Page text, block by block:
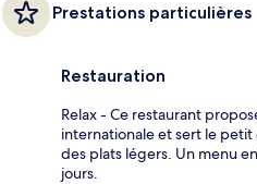
Prestations particulières
Restauration
Relax - Ce restaurant
internationale et sert le
des plats légers. Un menu
jours.